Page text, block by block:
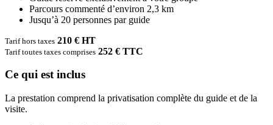
Ce qui est inclus
La prestation comprend la privatisation complète du guide et de la
visite.
Inclus : privatisation de la prestation
Non inclus : dégustations
Effectif maximum